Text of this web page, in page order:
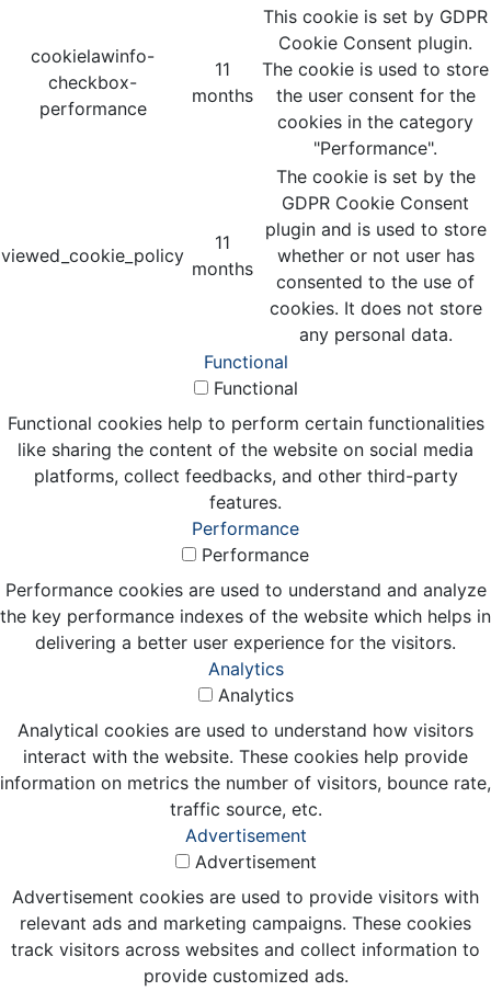
cookielawinfo-
checkbox-
performance
11
months
This cookie is set by GDPR
Cookie Consent plugin.
The cookie is used to store
the user consent for the
cookies in the category
"Performance".
viewed_cookie_policy
11
months
The cookie is set by the
GDPR Cookie Consent
plugin and is used to store
whether or not user has
consented to the use of
cookies. It does not store
any personal data.
Functional
Functional
Functional cookies help to perform certain functionalities
like sharing the content of the website on social media
platforms, collect feedbacks, and other third-party
features.
Performance
Performance
Performance cookies are used to understand and analyze
the key performance indexes of the website which helps in
delivering a better user experience for the visitors.
Analytics
Analytics
Analytical cookies are used to understand how visitors
interact with the website. These cookies help provide
information on metrics the number of visitors, bounce rate,
traffic source, etc.
Advertisement
Advertisement
Advertisement cookies are used to provide visitors with
relevant ads and marketing campaigns. These cookies
track visitors across websites and collect information to
provide customized ads.